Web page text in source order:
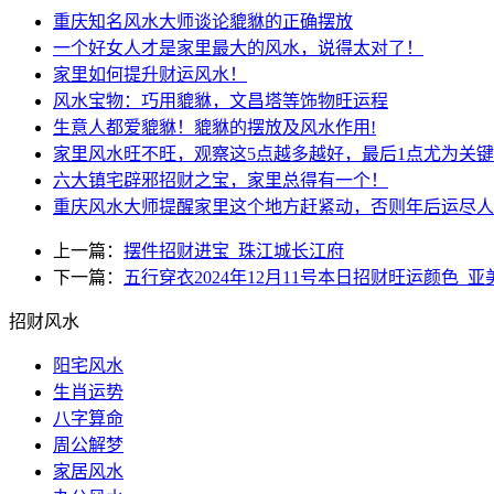
重庆知名风水大师谈论貔貅的正确摆放
一个好女人才是家里最大的风水，说得太对了！
家里如何提升财运风水！
风水宝物：巧用貔貅，文昌塔等饰物旺运程
生意人都爱貔貅！貔貅的摆放及风水作用!
家里风水旺不旺，观察这5点越多越好，最后1点尤为关键
六大镇宅辟邪招财之宝，家里总得有一个！
重庆风水大师提醒家里这个地方赶紧动，否则年后运尽
上一篇： 摆件招财进宝_珠江城长江府
下一篇：
五行穿衣2024年12月11号本日招财旺运颜色_亚
招财风水
阳宅风水
生肖运势
八字算命
周公解梦
家居风水